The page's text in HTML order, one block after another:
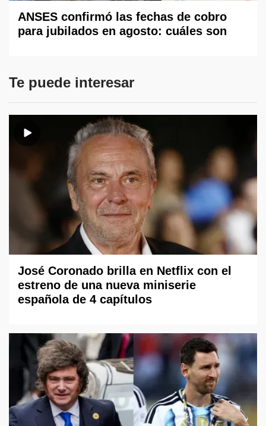
ANSES confirmó las fechas de cobro
para jubilados en agosto: cuáles son
Te puede interesar
José Coronado brilla en Netflix con el
estreno de una nueva miniserie
española de 4 capítulos